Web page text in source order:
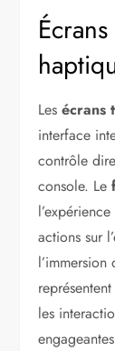
Lesécrans
interface
contrôle
console. Le
actions sur
les